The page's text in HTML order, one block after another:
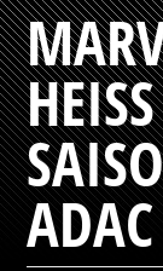
HEISS
DAC